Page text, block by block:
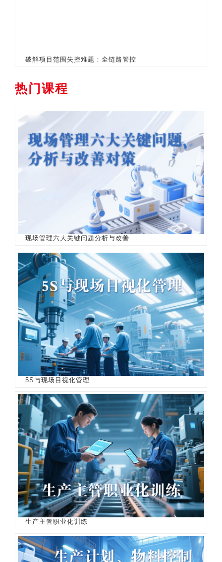
破解项目范围失控难题：全链路管控
热门课程
现场管理六大关键问题分析与改善
5S与现场目视化管理
生产主管职业化训练